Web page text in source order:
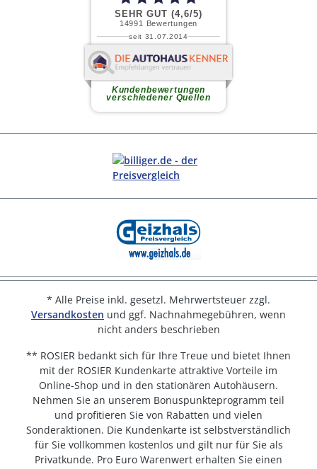
* Alle Preise inkl. gesetzl. Mehrwertsteuer zzgl.
Versandkosten und ggf. Nachnahmegebühren, wenn
nicht anders beschrieben
** ROSIER bedankt sich für Ihre Treue und bietet Ihnen
mit der ROSIER Kundenkarte attraktive Vorteile im
Online-Shop und in den stationären Autohäusern.
Nehmen Sie an unserem Bonuspunkteprogramm teil
und profitieren Sie von Rabatten und vielen
Sonderaktionen. Die Kundenkarte ist selbstverständlich
für Sie vollkommen kostenlos und gilt nur für Sie als
Privatkunde. Pro Euro Warenwert erhalten Sie einen